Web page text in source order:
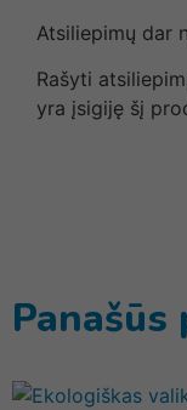
Atsiliepimų dar
Rašyti
yra įsigiję šį